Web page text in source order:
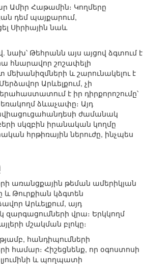
Ամիր Հաթամին։ Կողմերը
դեմ պայքարում,
Սիրիային նաև
Թեհրանն այս այցով ձգտում է
հնարավոր շոշափելի
և շարունակելու է
Արևելքում, չի
է իր դիրքորոշումը՝
ձևաչափը։ Այդ
ժամանակ
սկզբին իրանական կողմը
հրթիռային ներուժը, ինչպես
առանցքային թեման ամերիկյան
Թուրքիան կձգտեն
Արևելքում, այդ
վրա։ Երկկողմ
մշակման բլոկը։
հանդիպումների
համար։ Հիշեցնենք, որ օգոստոսի
և պողպատի